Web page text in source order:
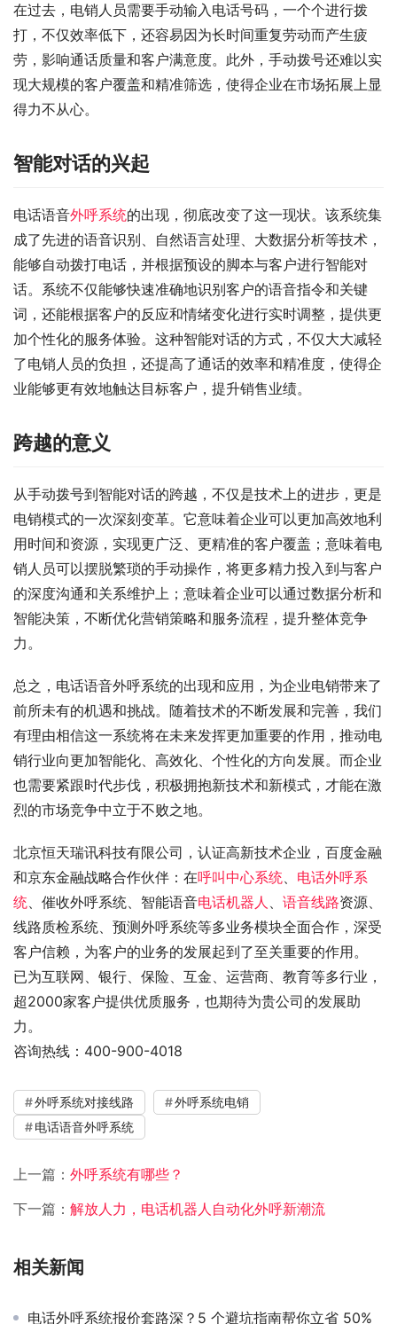
在过去，电销人员需要手动输入电话号码，一个个进行拨
打，不仅效率低下，还容易因为长时间重复劳动而产生疲
劳，影响通话质量和客户满意度。此外，手动拨号还难以实
现大规模的客户覆盖和精准筛选，使得企业在市场拓展上显
得力不从心。
智能对话的兴起
电话语音外呼系统的出现，彻底改变了这一现状。该系统集
成了先进的语音识别、自然语言处理、大数据分析等技术，
能够自动拨打电话，并根据预设的脚本与客户进行智能对
话。系统不仅能够快速准确地识别客户的语音指令和关键
词，还能根据客户的反应和情绪变化进行实时调整，提供更
加个性化的服务体验。这种智能对话的方式，不仅大大减轻
了电销人员的负担，还提高了通话的效率和精准度，使得企
业能够更有效地触达目标客户，提升销售业绩。
跨越的意义
从手动拨号到智能对话的跨越，不仅是技术上的进步，更是
电销模式的一次深刻变革。它意味着企业可以更加高效地利
用时间和资源，实现更广泛、更精准的客户覆盖；意味着电
销人员可以摆脱繁琐的手动操作，将更多精力投入到与客户
的深度沟通和关系维护上；意味着企业可以通过数据分析和
智能决策，不断优化营销策略和服务流程，提升整体竞争
力。
总之，电话语音外呼系统的出现和应用，为企业电销带来了
前所未有的机遇和挑战。随着技术的不断发展和完善，我们
有理由相信这一系统将在未来发挥更加重要的作用，推动电
销行业向更加智能化、高效化、个性化的方向发展。而企业
也需要紧跟时代步伐，积极拥抱新技术和新模式，才能在激
烈的市场竞争中立于不败之地。
北京恒天瑞讯科技有限公司，认证高新技术企业，百度金融
和京东金融战略合作伙伴：在呼叫中心系统、 电话外呼系
统、催收外呼系统、智能语音电话机器人 、 语音线路资源、
线路质检系统、预测外呼系统等多业务模块全面合作，深受
客户信赖，为客户的业务的发展起到了至关重要的作用。
已为互联网、银行、保险、互金、运营商、教育等多行业，
超2000家客户提供优质服务，也期待为贵公司的发展助
力。
咨询热线：400-900-4018
外呼系统对接线路
外呼系统电销
电话语音外呼系统
上一篇： 外呼系统有哪些？
下一篇： 解放人力，电话机器人自动化外呼新潮流
相关新闻
电话外呼系统报价套路深？5 个避坑指南帮你立省 50%